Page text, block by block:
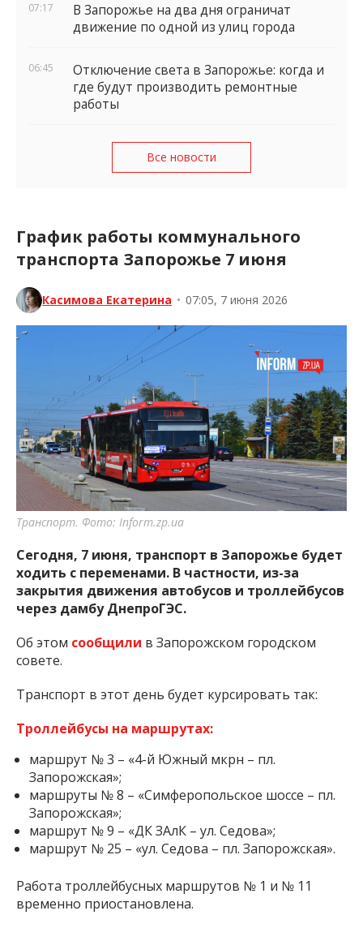
07:17
В Запорожье на два дня ограничат
движение по одной из улиц города
06:45
Отключение света в Запорожье: когда и
где будут производить ремонтные
работы
Все новости
График работы коммунального
транспорта Запорожье 7 июня
Касимова Екатерина • 07:05, 7 июня 2026
Транспорт. Фото: Inform.zp.ua
Сегодня, 7 июня, транспорт в Запорожье будет
ходить с переменами. В частности, из-за
закрытия движения автобусов и троллейбусов
через дамбу ДнепроГЭС.
Об этом сообщили в Запорожском городском
совете.
Транспорт в этот день будет курсировать так:
Троллейбусы на маршрутах:
маршрут № 3 – «4-й Южный мкрн – пл.
Запорожская»;
маршруты № 8 – «Симферопольское шоссе – пл.
Запорожская»;
маршрут № 9 – «ДК ЗАлК – ул. Седова»;
маршрут № 25 – «ул. Седова – пл. Запорожская».
Работа троллейбусных маршрутов № 1 и № 11
временно приостановлена.